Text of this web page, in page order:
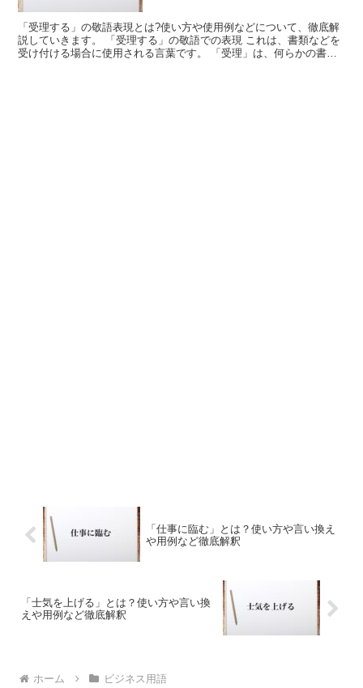
「受理する」の敬語表現とは?使い方や使用例などについて、徹底解
説していきます。 「受理する」の敬語での表現 これは、書類などを
受け付ける場合に使用される言葉です。 「受理」は、何らかの書類
「仕事に臨む」とは？使い方や言い換え
や用例など徹底解釈
「士気を上げる」とは？使い方や言い換
えや用例など徹底解釈
ホーム ビジネス用語